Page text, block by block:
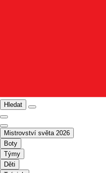
Hledat
Mistrovství světa 2026
Boty
Týmy
Děti